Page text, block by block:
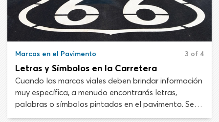
Marcas en el Pavimento 3 of 4
Letras y Símbolos en la Carretera
Cuando las marcas viales deben brindar información
muy específica, a menudo encontrarás letras,
palabras o símbolos pintados en el pavimento. Se
pueden utilizar letras y símbolos en el pavimento